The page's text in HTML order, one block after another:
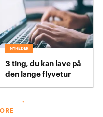
NYHEDER
3 ting, du kan lave på
den lange flyvetur